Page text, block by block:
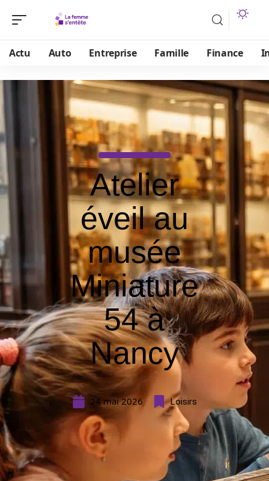
Actu Auto Entreprise Famille Finance
Atelier
éveil au
musée
Miniature
54 à
Nancy
24 mai 2026 Loisirs